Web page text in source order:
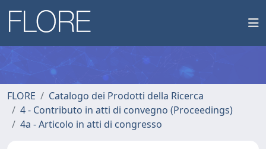
FLORE
Catalogo dei Prodotti della Ricerca
4 - Contributo in atti di convegno (Proceedings)
4a - Articolo in atti di congresso